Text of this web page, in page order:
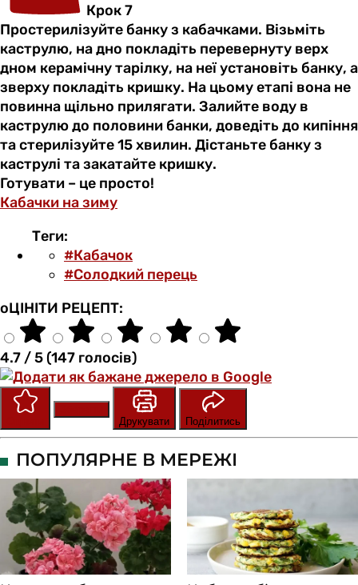
Крок 7
Простерилізуйте банку з кабачками. Візьміть
каструлю, на дно покладіть перевернуту верх
дном керамічну тарілку, на неї установіть банку, а
зверху покладіть кришку. На цьому етапі вона не
повинна щільно прилягати. Залийте воду в
каструлю до половини банки, доведіть до кипіння
та стерилізуйте 15 хвилин. Дістаньте банку з
каструлі та закатайте кришку.
Готувати – це просто!
Кабачки на зиму
Теги:
#Кабачок
#Солодкий перець
оЦІНІТИ РЕЦЕПТ:
4.7 / 5 (147 голосів)
Друкувати
Поділитись